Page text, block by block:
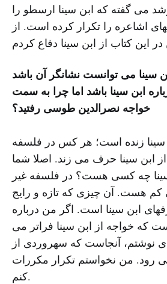
می گفته که ابن سینا ارسطو را
اشاعره را تکرار کرده است. از
سینا می توانست نشانگر آن باشد
ابن سینا باشد اما چرا به سمت
خواجه نصرالدین طوسی رفتید؟
زنده است؛ هر کس در فلسفه
ابن سینا حرف می زند. اصلا شما
سینا چه کسی هست؟ در فلسفه غیر
کم هست. آن چیزی که تازه و رایج
ابن سینا است. اگر من درباره
که خواجه از ابن سینا فراتر می
نوشتم، آنجاست که سهروردی از
رود. من نخواستم تکرار مکررات
کنم.